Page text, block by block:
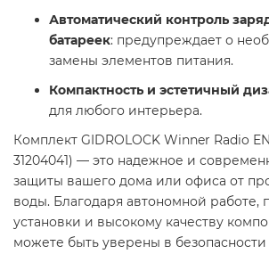
Автоматический контроль
батареек: предупреждает о
замены элементов питания.
Компактность и эстетичный
для любого интерьера.
Комплект GIDROLOCK Winner Radio
31204041) — это надежное и
защиты вашего дома или офиса от
воды. Благодаря автономной работе,
установки и высокому качеству
можете быть уверены в безопасности